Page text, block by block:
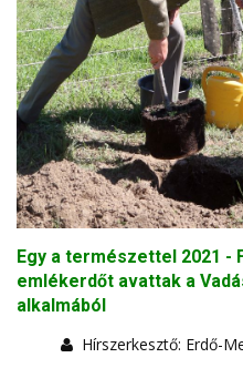
Egy a természettel 2021 -
emlékerdőt avattak a
alkalmából
Hírszerkesztő: Erdő-